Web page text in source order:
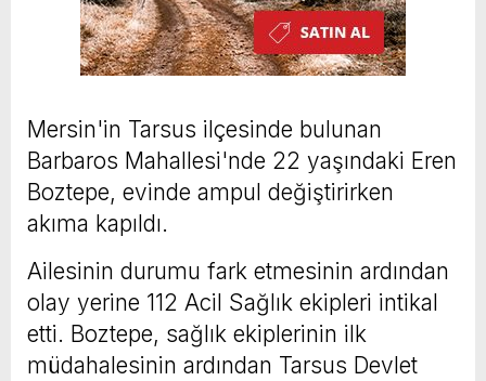
Mersin'in Tarsus ilçesinde bulunan
Barbaros Mahallesi'nde 22 yaşındaki Eren
Boztepe, evinde ampul değiştirirken
akıma kapıldı.
Ailesinin durumu fark etmesinin ardından
olay yerine 112 Acil Sağlık ekipleri intikal
etti. Boztepe, sağlık ekiplerinin ilk
müdahalesinin ardından Tarsus Devlet